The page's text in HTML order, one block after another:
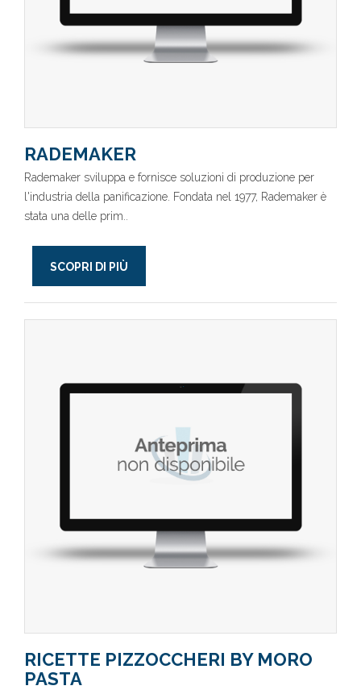
RADEMAKER
Rademaker sviluppa e fornisce soluzioni di produzione per
l'industria della panificazione. Fondata nel 1977, Rademaker è
stata una delle prim..
SCOPRI DI PIÙ
RICETTE PIZZOCCHERI BY MORO
PASTA